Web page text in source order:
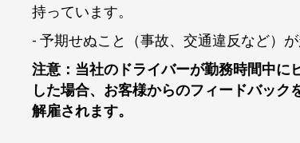
持っています。
- 予期せぬこと（事故、交通違反など）
注意：当社のドライバーが勤務時間中に
した場合、お客様からのフィードバック
解雇されます。